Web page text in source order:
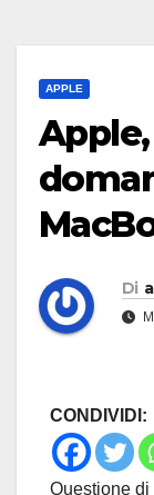
APPLE
Di
CONDIVIDI:
Questione di